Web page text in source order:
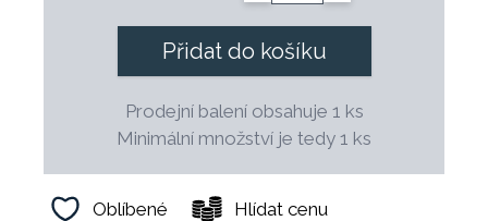
Přidat do košíku
Prodejní balení obsahuje 1 ks
Minimální množství je tedy 1 ks
Oblíbené
Hlídat cenu